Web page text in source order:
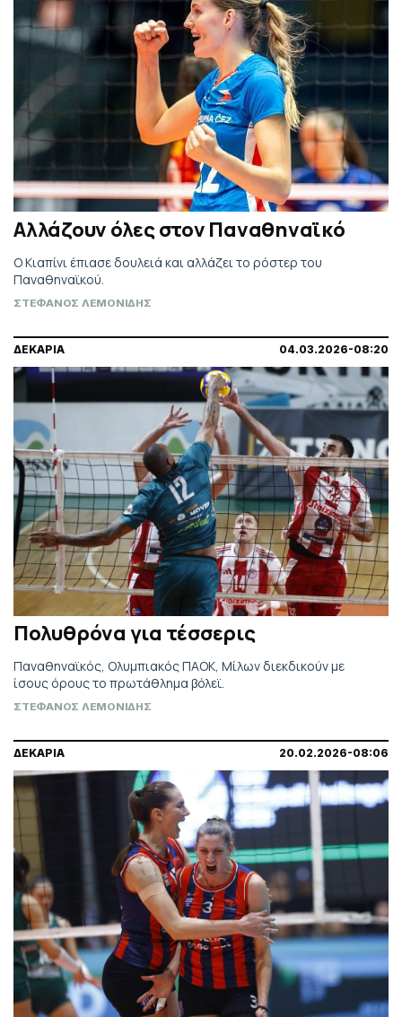
Αλλάζουν όλες στον Παναθηναϊκό
Ο Κιαπίνι έπιασε δουλειά και αλλάζει το ρόστερ του
Παναθηναϊκού.
ΣΤΕΦΑΝΟΣ ΛΕΜΟΝΙΔΗΣ
ΔΕΚΑΡΙΑ 04.03.2026-08:20
Πολυθρόνα για τέσσερις
Παναθηναϊκός, Ολυμπιακός ΠΑΟΚ, Μίλων διεκδικούν με
ίσους όρους το πρωτάθλημα βόλεϊ.
ΣΤΕΦΑΝΟΣ ΛΕΜΟΝΙΔΗΣ
ΔΕΚΑΡΙΑ 20.02.2026-08:06